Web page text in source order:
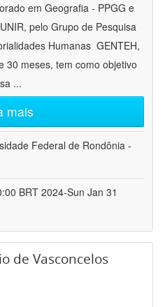
em Geografia - PPGG e
pelo Grupo de Pesquisa
Humanas  GENTEH,
30 meses, tem como objetivo
...
mais
Federal de Rondônia -
BRT 2024-Sun Jan 31
de Vasconcelos